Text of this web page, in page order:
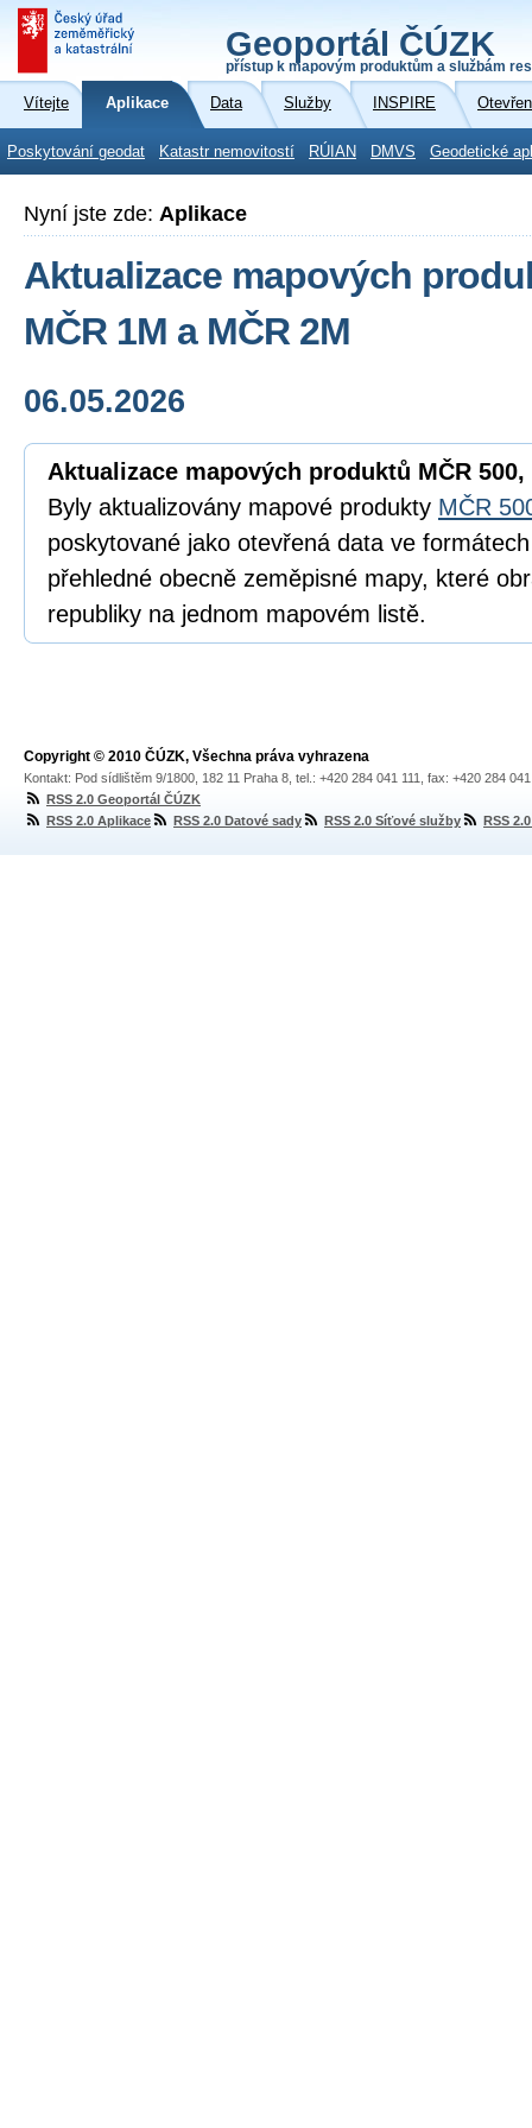
Geoportál ČÚZK
přístup k mapovým produktům a službám
Vítejte Aplikace Data Služby INSPIRE
Poskytování geodat Katastr nemovitostí RÚIAN DMVS Geodetické
Nyní jste zde: Aplikace
Aktualizace mapových
MČR 1M a MČR 2M
06.05.2026
Aktualizace mapových produktů MČR 500,
Byly aktualizovány mapové produkty MČR
poskytované jako otevřená data ve
přehledné obecně zeměpisné mapy, které
republiky na jednom mapovém listě.
Copyright © 2010 ČÚZK, Všechna práva vyhrazena
Kontakt: Pod sídlištěm 9/1800, 182 11 Praha 8, tel.: +420 284 041 111, fax: +420 284
RSS 2.0 Geoportál ČÚZK
RSS 2.0 Aplikace
RSS 2.0 Datové sady RSS 2.0 Síťové služby RSS